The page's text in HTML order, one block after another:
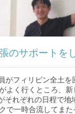
のサポートを
がフィリピン全土を
よく行くところ、
それぞれの日程で地
で一時合流してま